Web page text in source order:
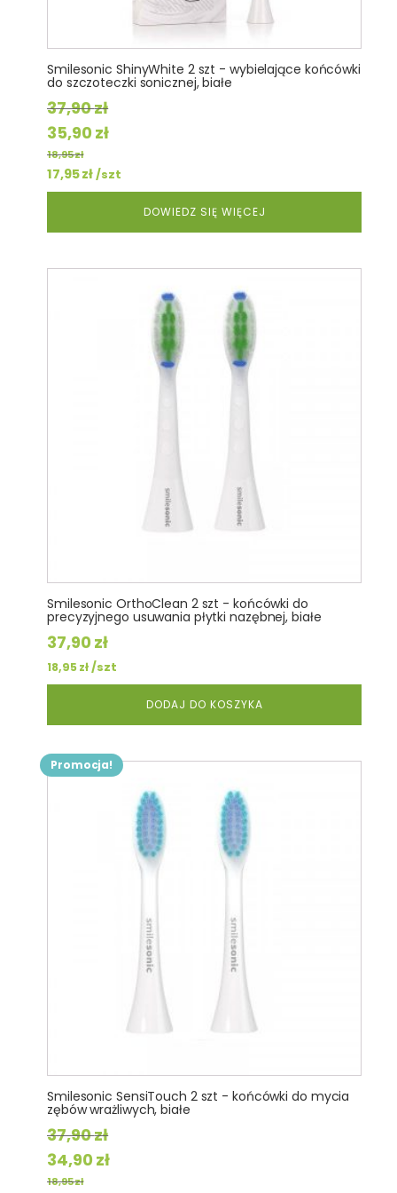
Smilesonic ShinyWhite 2 szt - wybielające końcówki
do szczoteczki sonicznej, białe
37,90zł
Pierwotna
cena
wynosiła:
37,90 zł.
35,90 złAktualna
wynosi:
35,90 zł.
18,95zł
17,95zł/szt
DOWIEDZ SIĘ WIĘCEJ
Smilesonic OrthoClean 2 szt - końcówki do
precyzyjnego usuwania płytki nazębnej, białe
37,90 zł
18,95zł/szt
DODAJ DO KOSZYKA
Promocja!
Smilesonic SensiTouch 2 szt - końcówki do mycia
zębów wrażliwych, białe
37,90zł
Pierwotna
cena
34,90 złAktualna
18,95zł